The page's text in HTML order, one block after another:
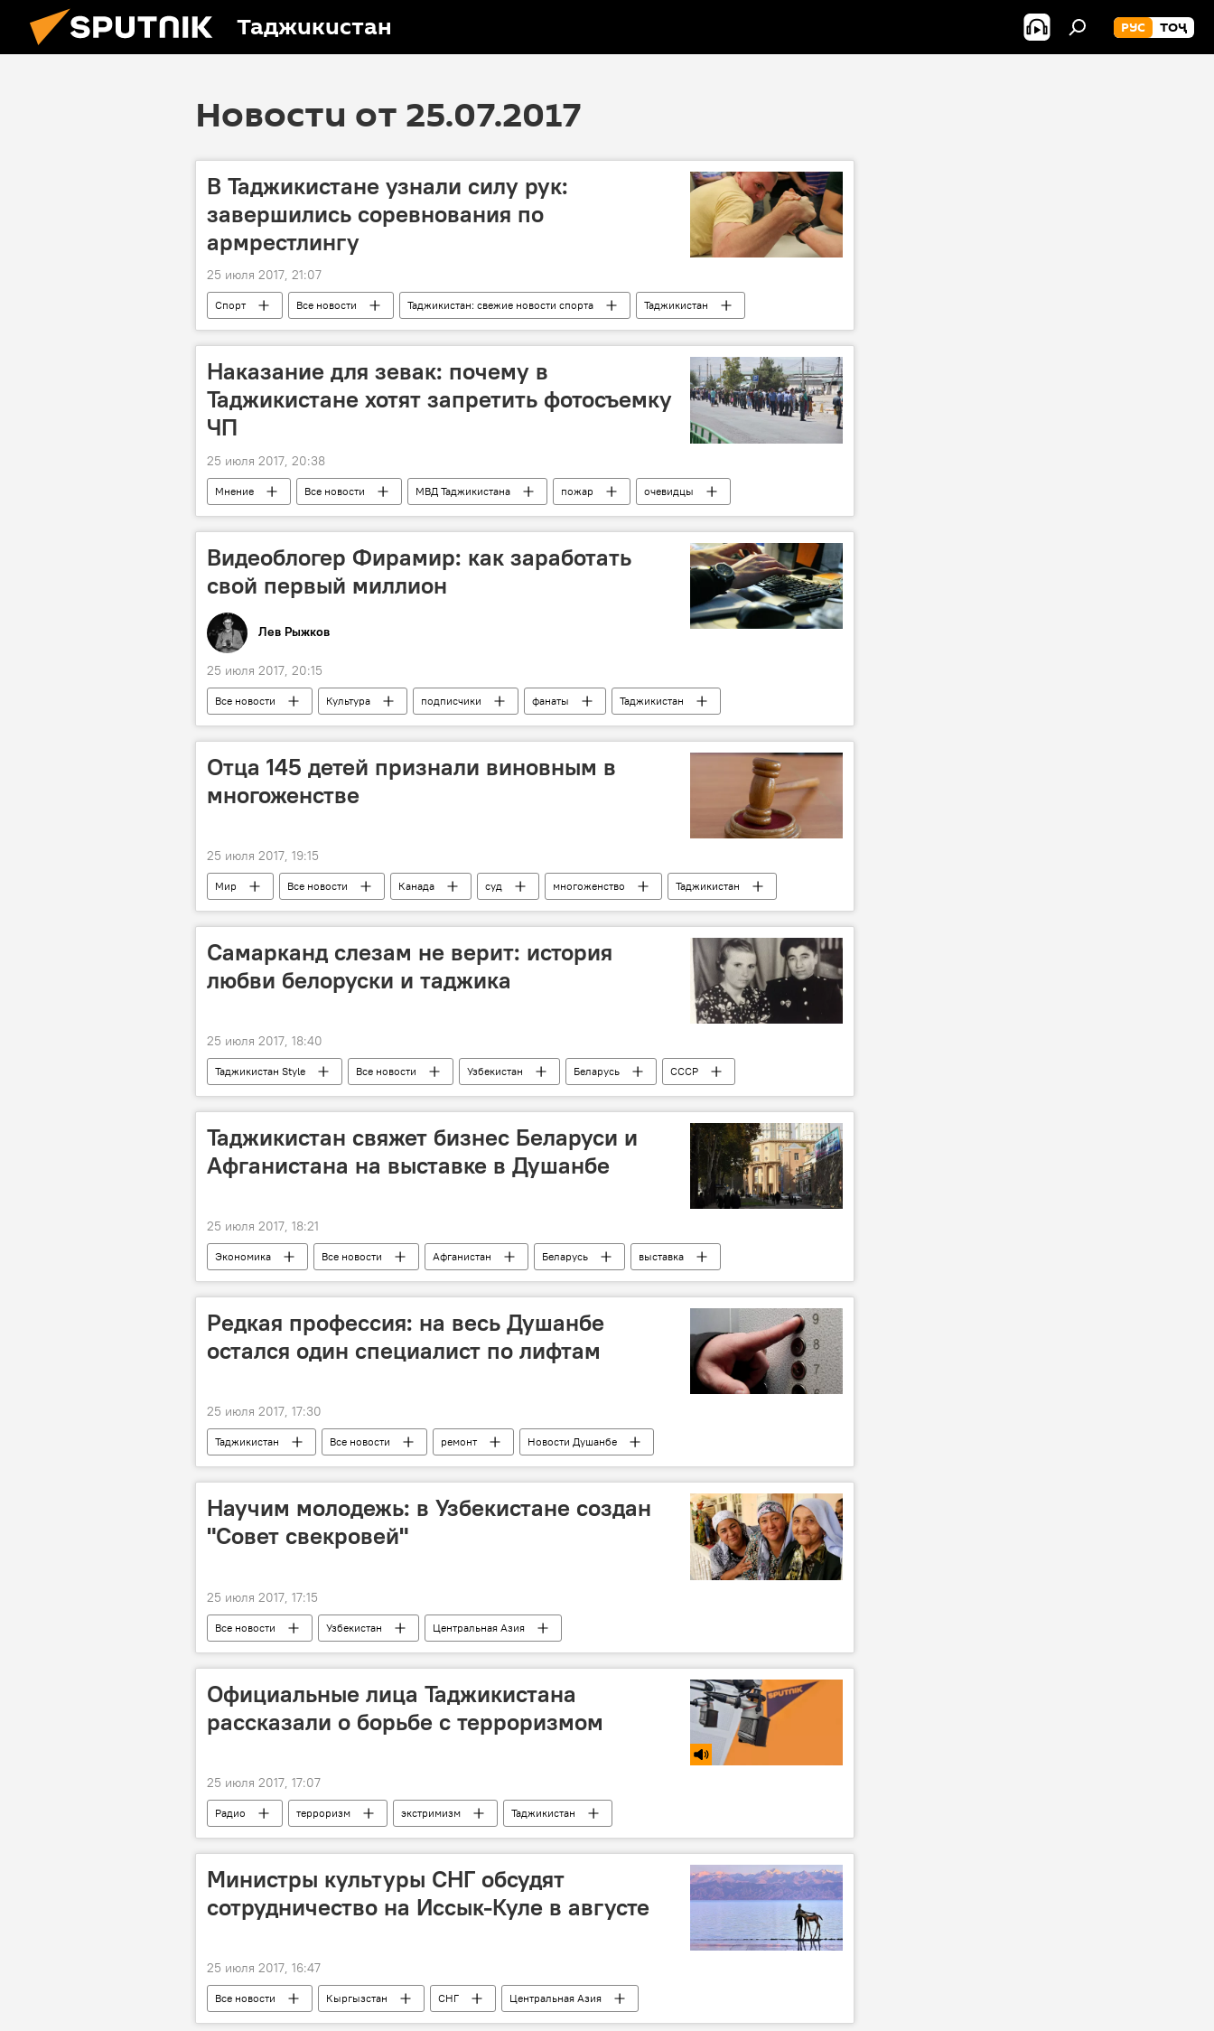
Таджикистан РУС ТОҶ
Новости от 25.07.2017
В Таджикистане узнали силу рук:
завершились соревнования по
армрестлингу
25 июля 2017, 21:07
Спорт Все новости Таджикистан: свежие новости спорта
Таджикистан
Новости Душанбе
Наказание для зевак: почему в
Таджикистане хотят запретить фотосъемку
ЧП
25 июля 2017, 20:38
Мнение Все новости МВД Таджикистана пожар
очевидцы
Фото
Видео Таджикистан Происшествия, ЧП, криминал закон
Видеоблогер Фирамир: как заработать
свой первый миллион
Лев Рыжков
25 июля 2017, 20:15
Все новости Культура подписчики фанаты Таджикистан
Отца 145 детей признали виновным в
многоженстве
25 июля 2017, 19:15
Мир Все новости Канада суд многоженство Таджикистан
Самарканд слезам не верит: история
любви белоруски и таджика
25 июля 2017, 18:40
Таджикистан Style Все новости Узбекистан Беларусь
СССР
любовь
Истории успешных таджиков Таджикистан семья
Таджикистан свяжет бизнес Беларуси и
Афганистана на выставке в Душанбе
25 июля 2017, 18:21
Экономика Все новости Афганистан Беларусь
выставка
бизнес
предприниматели
Новости Душанбе
Редкая профессия: на весь Душанбе
остался один специалист по лифтам
25 июля 2017, 17:30
Таджикистан Все новости ремонт Новости Душанбе
Научим молодежь: в Узбекистане создан
"Совет свекровей"
25 июля 2017, 17:15
Все новости Узбекистан Центральная Азия
Официальные лица Таджикистана
рассказали о борьбе с терроризмом
25 июля 2017, 17:07
Радио терроризм экстримизм Таджикистан
Министры культуры СНГ обсудят
сотрудничество на Иссык-Куле в августе
25 июля 2017, 16:47
Все новости Кыргызстан СНГ Центральная Азия